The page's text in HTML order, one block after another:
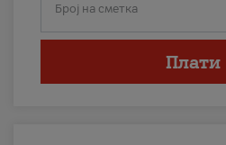
Број на сметка
Плати